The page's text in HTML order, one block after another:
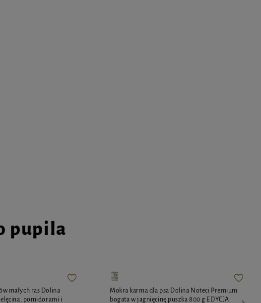
pupila
małych ras Dolina
pomidorami i
Mokra karma dla psa Dolina Noteci Premium
bogata w jagnięcinę puszka 800 g EDYCJA